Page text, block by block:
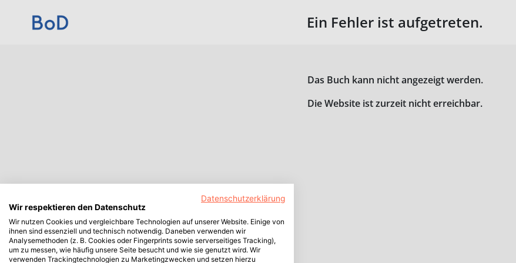
Ein Fehler ist aufgetreten.
Das Buch kann nicht angezeigt werden.
Die Website ist zurzeit nicht erreichbar.
Datenschutzerklärung
Wir respektieren den Datenschutz
Wir nutzen Cookies und vergleichbare Technologien auf unserer Website. Einige von
ihnen sind essenziell und technisch notwendig. Daneben verwenden wir
Analysemethoden (z. B. Cookies oder Fingerprints sowie serverseitiges Tracking),
um zu messen, wie häufig unsere Seite besucht und wie sie genutzt wird. Wir
verwenden Trackingtechnologien zu Marketingzwecken und setzen hierzu